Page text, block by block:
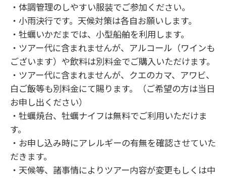
・体調管理のしやすい服装でご参加ください。
・小雨決行です。天候対策は各自お願いします。
・牡蠣いかだまでは、小型船舶を利用します。
・ツアー代に含まれませんが、アルコール（ワインも
ございます）や飲料は別料金でご購入いただけます。
・ツアー代に含まれませんが、クエのカマ、アワビ、
白ご飯等も別料金にて賜ります。（ご希望の方は当日
お申し出ください）
・牡蠣焼台、牡蠣ナイフは無料でご利用いただけま
す。
・お申し込み時にアレルギーの有無を確認させていた
だきます。
・天候等、諸事情によりツアー内容が変更もしくは中